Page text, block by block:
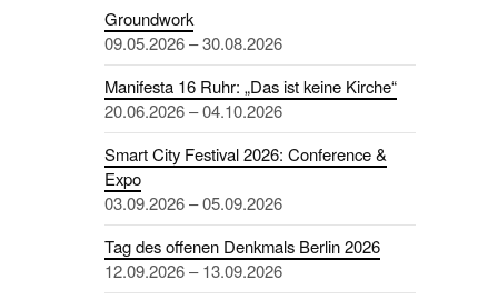
Groundwork
09.05.2026 – 30.08.2026
Manifesta 16 Ruhr: „Das ist keine Kirche“
20.06.2026 – 04.10.2026
Smart City Festival 2026: Conference &
Expo
03.09.2026 – 05.09.2026
Tag des offenen Denkmals Berlin 2026
12.09.2026 – 13.09.2026